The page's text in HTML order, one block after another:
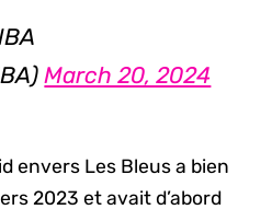
March 20, 2024
envers Les Bleus a bien
2023 et avait d’abord